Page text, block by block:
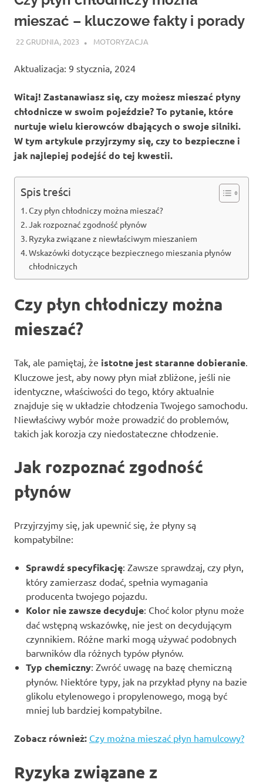
mieszać – kluczowe fakty i porady
22 GRUDNIA, 2023 ATROX
MOTORYZACJA
Aktualizacja: 9 stycznia, 2024
Witaj! Zastanawiasz się, czy możesz mieszać płyny
chłodnicze w swoim pojeździe? To pytanie, które
nurtuje wielu kierowców dbających o swoje silniki.
W tym artykule przyjrzymy się, czy to bezpieczne i
jak najlepiej podejść do tej kwestii.
Spis treści
Czy płyn chłodniczy można mieszać?
Jak rozpoznać zgodność płynów
Ryzyka związane z niewłaściwym mieszaniem
Wskazówki dotyczące bezpiecznego mieszania płynów
chłodniczych
Czy płyn chłodniczy można
mieszać?
Tak, ale pamiętaj, że istotne jest staranne dobieranie.
Kluczowe jest, aby nowy płyn miał zbliżone, jeśli nie
identyczne, właściwości do tego, który aktualnie
znajduje się w układzie chłodzenia Twojego samochodu.
Niewłaściwy wybór może prowadzić do problemów,
takich jak korozja czy niedostateczne chłodzenie.
Jak rozpoznać zgodność
płynów
Przyjrzyjmy się, jak upewnić się, że płyny są
kompatybilne:
Sprawdź specyfikację: Zawsze sprawdzaj, czy płyn,
który zamierzasz dodać, spełnia wymagania
producenta twojego pojazdu.
Kolor nie zawsze decyduje: Choć kolor płynu może
dać wstępną wskazówkę, nie jest on decydującym
czynnikiem. Różne marki mogą używać podobnych
barwników dla różnych typów płynów.
Typ chemiczny: Zwróć uwagę na bazę chemiczną
płynów. Niektóre typy, jak na przykład płyny na bazie
glikolu etylenowego i propylenowego, mogą być
mniej lub bardziej kompatybilne.
Zobacz również: Czy można mieszać płyn hamulcowy?
Ryzyka związane z